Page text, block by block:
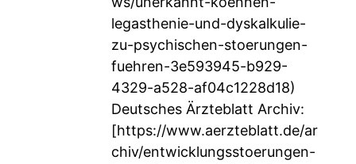
legasthenie-und-dyskalkulie-
zu-psychischen-stoerungen-
fuehren-3e593945-b929-
4329-a528-af04c1228d18)
Deutsches Ärzteblatt Archiv:
[https://www.aerzteblatt.de/ar
chiv/entwicklungsstoerungen-